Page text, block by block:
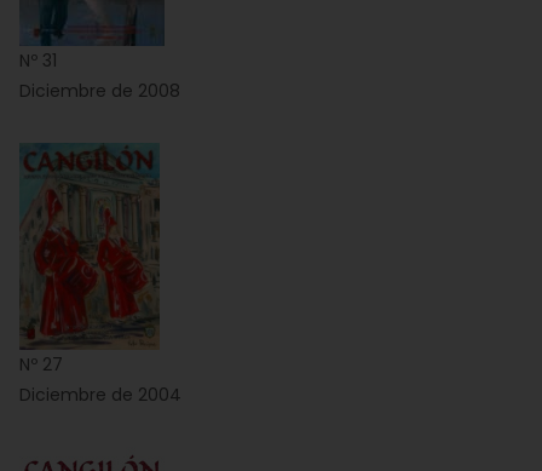
Nº 31
Diciembre de 2008
Nº 27
Diciembre de 2004